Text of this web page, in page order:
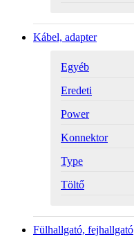
Kábel, adapter
Egyéb
Eredeti
Power
Konnektor
Type
Töltő
Fülhallgató, fejhallgató